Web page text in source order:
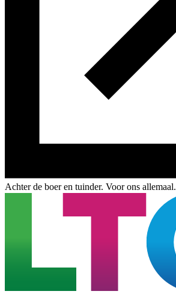
Achter de boer en tuinder. Voor ons allemaal.